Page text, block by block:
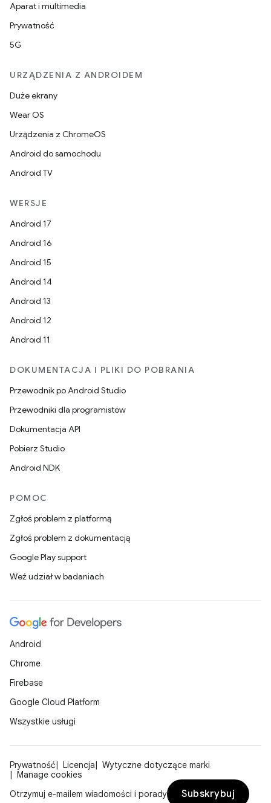
Aparat i multimedia
Prywatność
5G
URZĄDZENIA Z ANDROIDEM
Duże ekrany
Wear OS
Urządzenia z ChromeOS
Android do samochodu
Android TV
WERSJE
Android 17
Android 16
Android 15
Android 14
Android 13
Android 12
Android 11
DOKUMENTACJA I PLIKI DO POBRANIA
Przewodnik po Android Studio
Przewodniki dla programistów
Dokumentacja API
Pobierz Studio
Android NDK
POMOC
Zgłoś problem z platformą
Zgłoś problem z dokumentacją
Google Play support
Weź udział w badaniach
Android
Chrome
Firebase
Google Cloud Platform
Wszystkie usługi
Prywatność Licencja
Wytyczne dotyczące marki
Manage cookies
Otrzymuj e-mailem wiadomości i porady
Subskrybuj